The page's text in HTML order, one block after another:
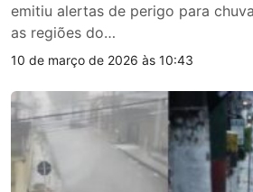
emitiu alertas de perigo para
as regiões do…
10 de março de 2026 às 10:43